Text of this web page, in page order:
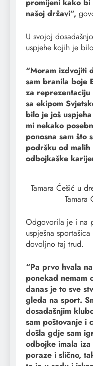
promijeni kako bi
našoj državi”,
U svojoj
uspjehe kojih je
“Moram izdvojiti
sam branila boje
za
sa ekipom
bilo je još
mi nekako
ponosna sam što
podršku od
odbojkaške
Tamara Ćešić u
Tamara
Odgovorila je i na
uspješna
dovoljno taj trud.
“Pa prvo hvala
ponekad nemam
danas je to sve
gleda na sport.
dosadašnjim
sam poštovanje i
došla gdje sam
odbojke imala
poraze i slično,